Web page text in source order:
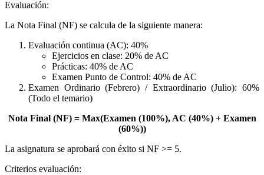
Evaluación:
La Nota Final (NF) se calcula de la siguiente manera:
Evaluación continua (AC): 40%
Ejercicios en clase: 20% de AC
Prácticas: 40% de AC
Examen Punto de Control: 40% de AC
Examen Ordinario (Febrero) / Extraordinario (Julio): 60%
(Todo el temario)
Nota Final (NF) = Max(Examen (100%), AC (40%) + Examen
(60%))
La asignatura se aprobará con éxito si NF >= 5.
Criterios evaluación: